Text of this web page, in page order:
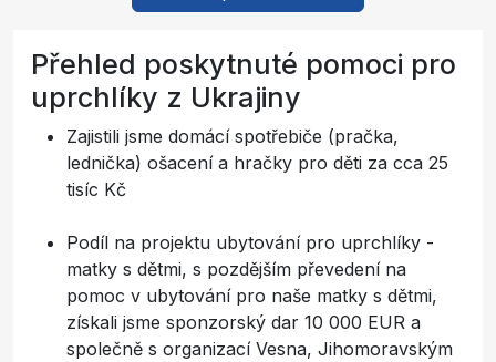
Přehled poskytnuté pomoci pro
uprchlíky z Ukrajiny
Zajistili jsme domácí spotřebiče (pračka,
lednička) ošacení a hračky pro děti za cca 25
tisíc Kč
Podíl na projektu ubytování pro uprchlíky -
matky s dětmi, s pozdějším převedení na
pomoc v ubytování pro naše matky s dětmi,
získali jsme sponzorský dar 10 000 EUR a
společně s organizací Vesna, Jihomoravským